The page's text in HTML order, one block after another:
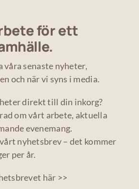
för ett
våra senaste nyheter,
och när vi syns i media.
direkt till din inkorg?
om vårt arbete, aktuella
evenemang.
nyhetsbrev – det kommer
per år.
här >>